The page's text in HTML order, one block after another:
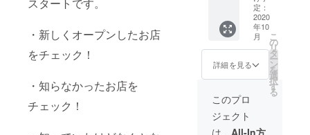
・新しくオープンしたお店
をチェック！
・知らなかったお店を
チェック！
作成い
たしま
すの
で、イ
メージ
に合わ
せた広
告がで
きます♪
※サイズ
は紙面
の1/4と
タッフ
がお打
ち合わ
せにお
伺いさ
せてい
ただ
き、お
悩みや
ご要望
をヒア
リング
00円】
＜1Pサ
イズ広
告掲載
＋冊子1
冊＋感
謝のお
手紙＋
Otonari
ステッ
カー ＞
地域の
定：
2020
年10
月
詳細を見る
こ
の
リ
タ
ー
ン
を
選
択
す
る
このプロ
ジェクト